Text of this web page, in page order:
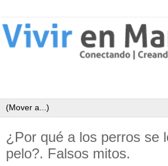
¿Por qué a los perros se
pelo?. Falsos mitos.